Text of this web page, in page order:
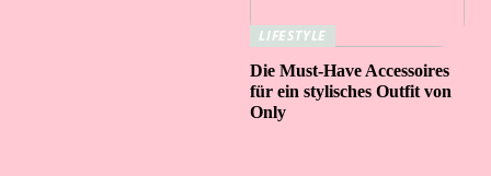
LIFESTYLE
Die Must-Have Accessoires
für ein stylisches Outfit von
Only